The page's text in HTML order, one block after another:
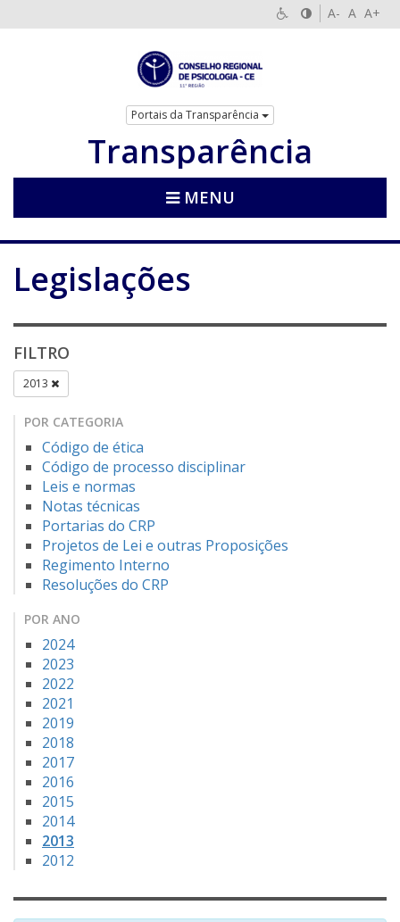
A- A A+
Portais da Transparência
Transparência
MENU
Legislações
FILTRO
2013
POR CATEGORIA
Código de ética
Código de processo disciplinar
Leis e normas
Notas técnicas
Portarias do CRP
Projetos de Lei e outras Proposições
Regimento Interno
Resoluções do CRP
POR ANO
2024
2023
2022
2021
2019
2018
2017
2016
2015
2014
2013
2012